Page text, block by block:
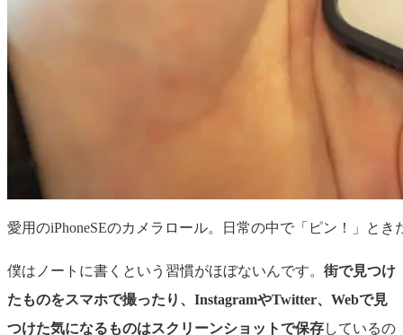
愛用のiPhoneSEのカメラロール。日常の中で「ピン！」と
僕はノートに書くという習慣がほぼないんです。 街で見つけ
たものをスマホで撮ったり、InstagramやTwitter、Webで見
つけた気になるものはスクリーンショットで保存しているの